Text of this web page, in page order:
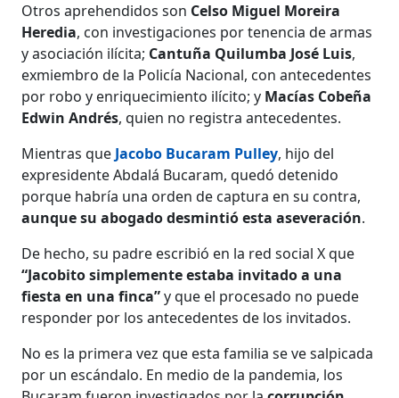
Otros aprehendidos son Celso Miguel Moreira
Heredia, con investigaciones por tenencia de armas
y asociación ilícita; Cantuña Quilumba José Luis,
exmiembro de la Policía Nacional, con antecedentes
por robo y enriquecimiento ilícito; y Macías Cobeña
Edwin Andrés, quien no registra antecedentes.
Mientras que Jacobo Bucaram Pulley, hijo del
expresidente Abdalá Bucaram, quedó detenido
porque habría una orden de captura en su contra,
aunque su abogado desmintió esta aseveración.
De hecho, su padre escribió en la red social X que
“Jacobito simplemente estaba invitado a una
fiesta en una finca”y que el procesado no puede
responder por los antecedentes de los invitados.
No es la primera vez que esta familia se ve salpicada
por un escándalo. En medio de la pandemia, los